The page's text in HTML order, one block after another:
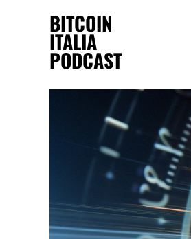
BITCOIN
ITALIA
PODCAST